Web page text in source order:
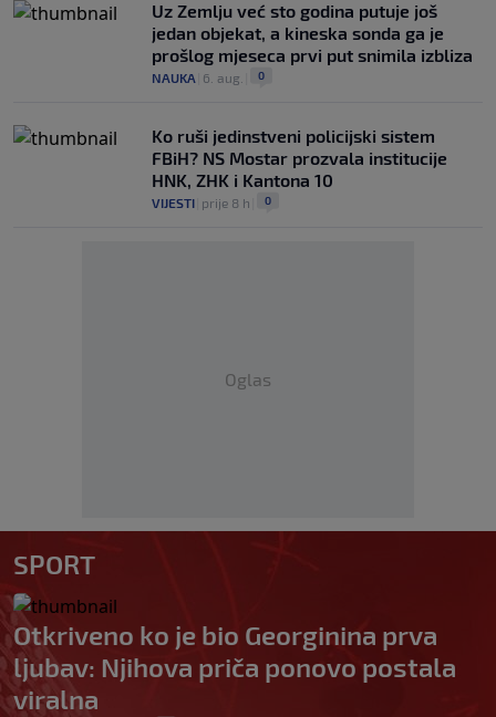
Uz Zemlju već sto godina putuje još
jedan objekat, a kineska sonda ga je
prošlog mjeseca prvi put snimila izbliza
NAUKA 6. aug. 0
Ko ruši jedinstveni policijski sistem
FBiH? NS Mostar prozvala institucije
HNK, ZHK i Kantona 10
VIJESTI prije 8 h 0
Oglas
SPORT
Otkriveno ko je bio Georginina prva
ljubav: Njihova priča ponovo postala
viralna